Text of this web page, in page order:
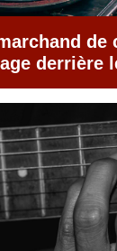
de
derrière